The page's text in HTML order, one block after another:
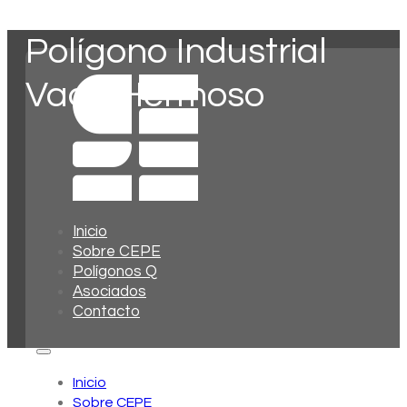
Inicio
Sobre CEPE
Polígonos Q
Asociados
Contacto
Inicio
Sobre CEPE
Polígono Industrial
Vado Hermoso